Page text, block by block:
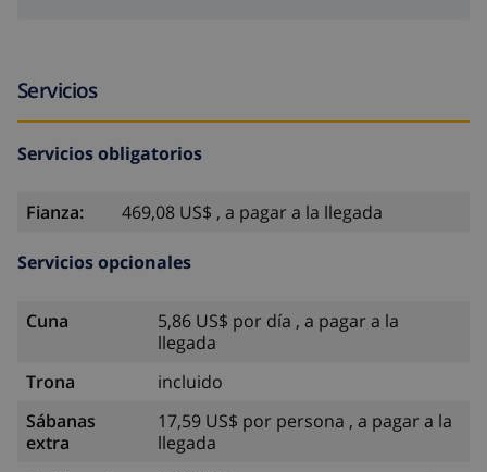
Servicios
Servicios obligatorios
Fianza: 469,08 US$ , a pagar a la llegada
Servicios opcionales
Cuna
5,86 US$ por día , a pagar a la
llegada
Trona
incluido
Sábanas
extra
17,59 US$ por persona , a pagar a la
llegada